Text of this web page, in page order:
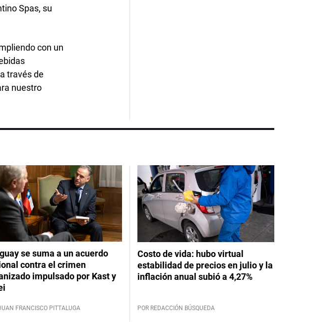
Spas, su
con un
través de
nuestro
se suma a un acuerdo
contra el crimen
impulsado por Kast y
FRANCISCO PITTALUGA
Costo de vida: hubo virtual
estabilidad de precios en julio y la
inflación anual subió a 4,27%
POR REDACCIÓN BÚSQUEDA